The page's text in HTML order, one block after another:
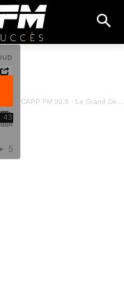
CAPP FM 99.6 · Le Grand Débat - 08 Févier 2024